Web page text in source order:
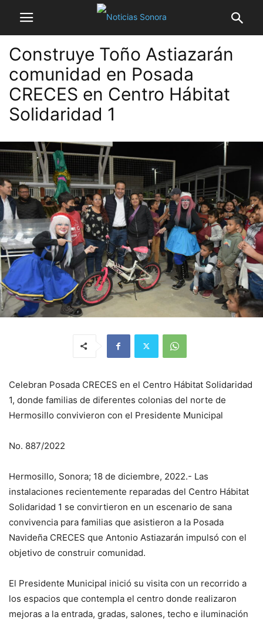
Construye Toño Astiazarán
comunidad en Posada
CRECES en Centro Hábitat
Solidaridad 1
Celebran Posada CRECES en el Centro Hábitat Solidaridad
1, donde familias de diferentes colonias del norte de
Hermosillo convivieron con el Presidente Municipal
No. 887/2022
Hermosillo, Sonora; 18 de diciembre, 2022.- Las
instalaciones recientemente reparadas del Centro Hábitat
Solidaridad 1 se convirtieron en un escenario de sana
convivencia para familias que asistieron a la Posada
Navideña CRECES que Antonio Astiazarán impulsó con el
objetivo de construir comunidad.
El Presidente Municipal inició su visita con un recorrido a
los espacios que contempla el centro donde realizaron
mejoras a la entrada, gradas, salones, techo e iluminación